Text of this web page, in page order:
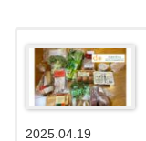
2025.04.19